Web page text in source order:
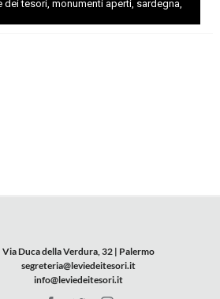
dei tesori ,monumenti aperti sardegna
Via Duca della Verdura, 32 | Palermo
segreteria@leviedeitesori.it
info@leviedeitesori.it